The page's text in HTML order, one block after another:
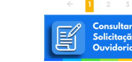
1 2 3